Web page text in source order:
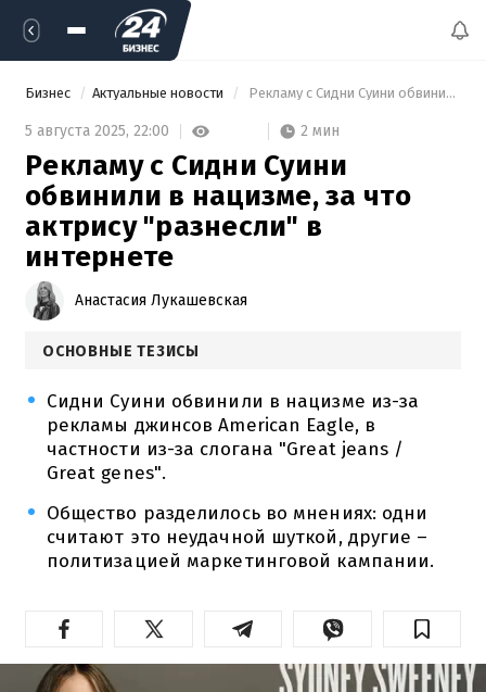
Бизнес Актуальные новости Рекламу с Сидни Суини обвинили в нацизме, за что актрису "разнесли" в интернете
5 августа 2025, 22:00 2 мин
Рекламу с Сидни Суини
обвинили в нацизме, за что
актрису "разнесли" в
интернете
Анастасия Лукашевская
ОСНОВНЫЕ ТЕЗИСЫ
Сидни Суини обвинили в нацизме из-за
рекламы джинсов American Eagle, в
частности из-за слогана "Great jeans /
Great genes".
Общество разделилось во мнениях: одни
считают это неудачной шуткой, другие –
политизацией маркетинговой кампании.